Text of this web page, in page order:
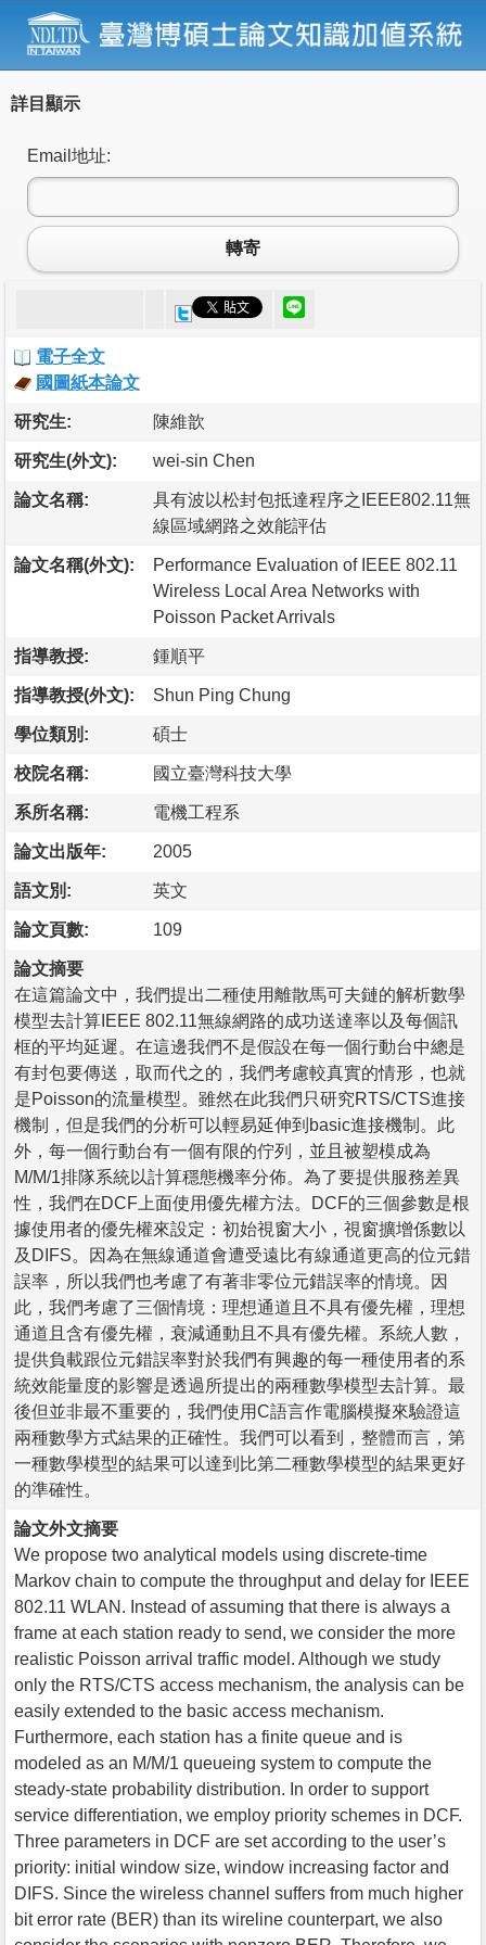
詳目顯示
Email地址:
轉寄
電子全文
國圖紙本論文
研究生: 陳維歆
研究生(外文): wei-sin Chen
論文名稱:
具有波以松封包抵達程序之IEEE802.11無
線區域網路之效能評估
論文名稱(外文):
Performance Evaluation of IEEE 802.11
Wireless Local Area Networks with
Poisson Packet Arrivals
指導教授: 鍾順平
指導教授(外文): Shun Ping Chung
學位類別: 碩士
校院名稱: 國立臺灣科技大學
系所名稱: 電機工程系
論文出版年: 2005
語文別: 英文
論文頁數: 109
論文摘要
在這篇論文中，我們提出二種使用離散馬可夫鏈的解析數學
模型去計算IEEE 802.11無線網路的成功送達率以及每個訊
框的平均延遲。在這邊我們不是假設在每一個行動台中總是
有封包要傳送，取而代之的，我們考慮較真實的情形，也就
是Poisson的流量模型。雖然在此我們只研究RTS/CTS進接
機制，但是我們的分析可以輕易延伸到basic進接機制。此
外，每一個行動台有一個有限的佇列，並且被塑模成為
M/M/1排隊系統以計算穩態機率分佈。為了要提供服務差異
性，我們在DCF上面使用優先權方法。DCF的三個參數是根
據使用者的優先權來設定：初始視窗大小，視窗擴增係數以
及DIFS。因為在無線通道會遭受遠比有線通道更高的位元錯
誤率，所以我們也考慮了有著非零位元錯誤率的情境。因
此，我們考慮了三個情境：理想通道且不具有優先權，理想
通道且含有優先權，衰減通動且不具有優先權。系統人數，
提供負載跟位元錯誤率對於我們有興趣的每一種使用者的系
統效能量度的影響是透過所提出的兩種數學模型去計算。最
後但並非最不重要的，我們使用C語言作電腦模擬來驗證這
兩種數學方式結果的正確性。我們可以看到，整體而言，第
一種數學模型的結果可以達到比第二種數學模型的結果更好
的準確性。
論文外文摘要
We propose two analytical models using discrete-time
Markov chain to compute the throughput and delay for IEEE
802.11 WLAN. Instead of assuming that there is always a
frame at each station ready to send, we consider the more
realistic Poisson arrival traffic model. Although we study
only the RTS/CTS access mechanism, the analysis can be
easily extended to the basic access mechanism.
Furthermore, each station has a finite queue and is
modeled as an M/M/1 queueing system to compute the
steady-state probability distribution. In order to support
service differentiation, we employ priority schemes in DCF.
Three parameters in DCF are set according to the user’s
priority: initial window size, window increasing factor and
DIFS. Since the wireless channel suffers from much higher
bit error rate (BER) than its wireline counterpart, we also